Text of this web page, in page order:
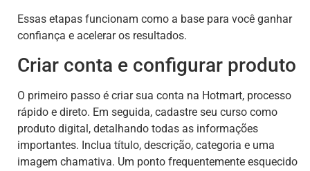
Essas etapas funcionam como a base para você ganhar
confiança e acelerar os resultados.
Criar conta e configurar produto
O primeiro passo é criar sua conta na Hotmart, processo
rápido e direto. Em seguida, cadastre seu curso como
produto digital, detalhando todas as informações
importantes. Inclua título, descrição, categoria e uma
imagem chamativa. Um ponto frequentemente esquecido